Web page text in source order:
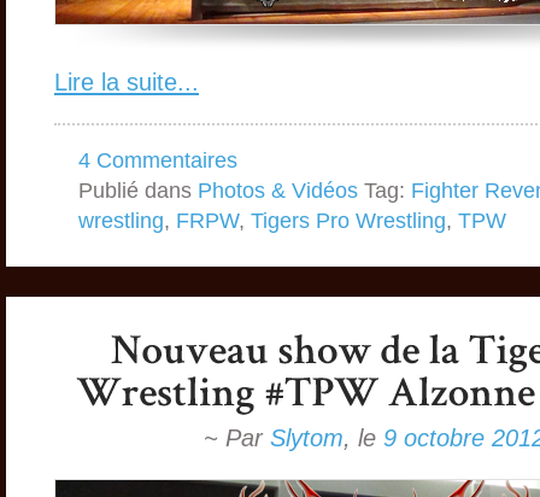
Lire la suite...
4 Commentaires
Publié dans Photos & Vidéos Tag: Fighter
wrestling, FRPW, Tigers Pro Wrestling, TPW
~ Par Slytom, le 9 octobre